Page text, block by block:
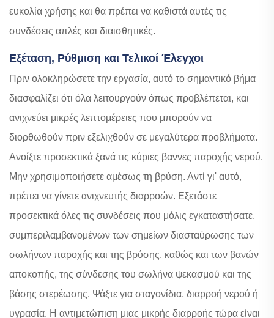
ευκολία χρήσης και θα πρέπει να καθιστά αυτές τις
συνδέσεις απλές και διαισθητικές.
Εξέταση, Ρύθμιση και Τελικοί Έλεγχοι
Πριν ολοκληρώσετε την εργασία, αυτό το σημαντικό βήμα
διασφαλίζει ότι όλα λειτουργούν όπως προβλέπεται, και
ανιχνεύει μικρές λεπτομέρειες που μπορούν να
διορθωθούν πριν εξελιχθούν σε μεγαλύτερα προβλήματα.
Ανοίξτε προσεκτικά ξανά τις κύριες βαννες παροχής νερού.
Μην χρησιμοποιήσετε αμέσως τη βρύση. Αντί γι' αυτό,
πρέπει να γίνετε ανιχνευτής διαρροών. Εξετάστε
προσεκτικά όλες τις συνδέσεις που μόλις εγκαταστήσατε,
συμπεριλαμβανομένων των σημείων διασταύρωσης των
σωλήνων παροχής και της βρύσης, καθώς και των βανών
αποκοπής, της σύνδεσης του σωλήνα ψεκασμού και της
βάσης στερέωσης. Ψάξτε για σταγονίδια, διαρροή νερού ή
υγρασία. Η αντιμετώπιση μιας μικρής διαρροής τώρα είναι